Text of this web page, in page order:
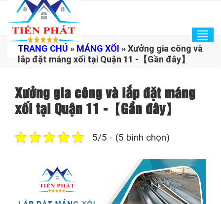
TRANG CHỦ » MÁNG XỐI »Xưởng gia công và
lắp đặt máng xối tại Quận 11 -【Gần đây】
Xưởng gia công và lắp đặt máng
xối tại Quận 11 -【Gần đây】
5/5 - (5 bình chọn)